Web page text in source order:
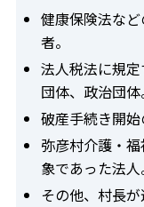
健康保険法な
者。
法人税法に規
団体、政治団体
破産手続き開始
弥彦村介護・
象であった法人
その他、村長が